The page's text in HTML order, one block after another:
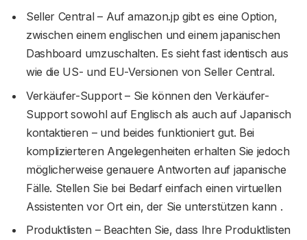
Seller Central – Auf amazon.jp gibt es eine Option,
zwischen einem englischen und einem japanischen
Dashboard umzuschalten. Es sieht fast identisch aus
wie die US- und EU-Versionen von Seller Central.
Verkäufer-Support – Sie können den Verkäufer-
Support sowohl auf Englisch als auch auf Japanisch
kontaktieren – und beides funktioniert gut. Bei
komplizierteren Angelegenheiten erhalten Sie jedoch
möglicherweise genauere Antworten auf japanische
Fälle. Stellen Sie bei Bedarf einfach einen virtuellen
Assistenten vor Ort ein, der Sie unterstützen kann .
Produktlisten – Beachten Sie, dass Ihre Produktlisten